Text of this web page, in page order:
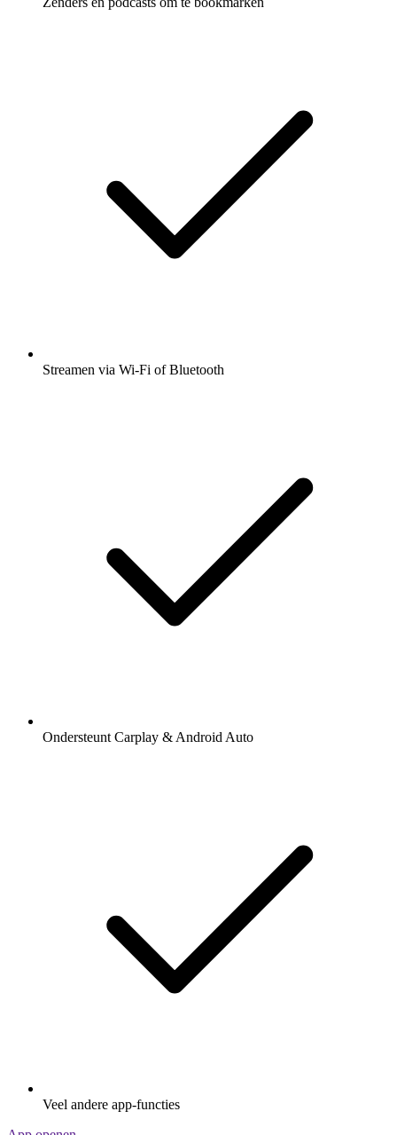
Streamen via Wi-Fi of Bluetooth
Ondersteunt Carplay & Android Auto
Veel andere app-functies